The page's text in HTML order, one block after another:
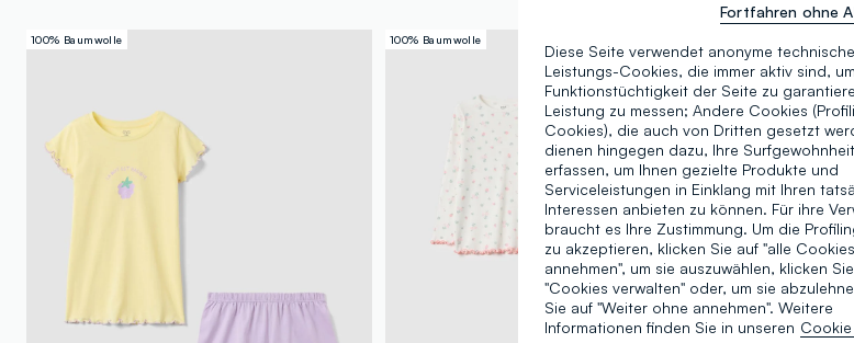
100% Baumwolle 100% Baumwolle
Diese Seite verwendet anonyme
Leistungs-Cookies, die immer aktiv sind,
Funktionstüchtigkeit der Seite zu
Leistung zu messen; Andere Cookies
Cookies), die auch von Dritten gesetzt
dienen hingegen dazu, Ihre
erfassen, um Ihnen gezielte Produkte und
Serviceleistungen in Einklang mit Ihren
Interessen anbieten zu können. Für ihre
braucht es Ihre Zustimmung. Um die
zu akzeptieren, klicken Sie auf "alle Cookies
annehmen", um sie auszuwählen, klicken
"Cookies verwalten" oder, um sie
Sie auf "Weiter ohne annehmen". Weitere
Informationen finden Sie in unseren
Fortfahren ohne